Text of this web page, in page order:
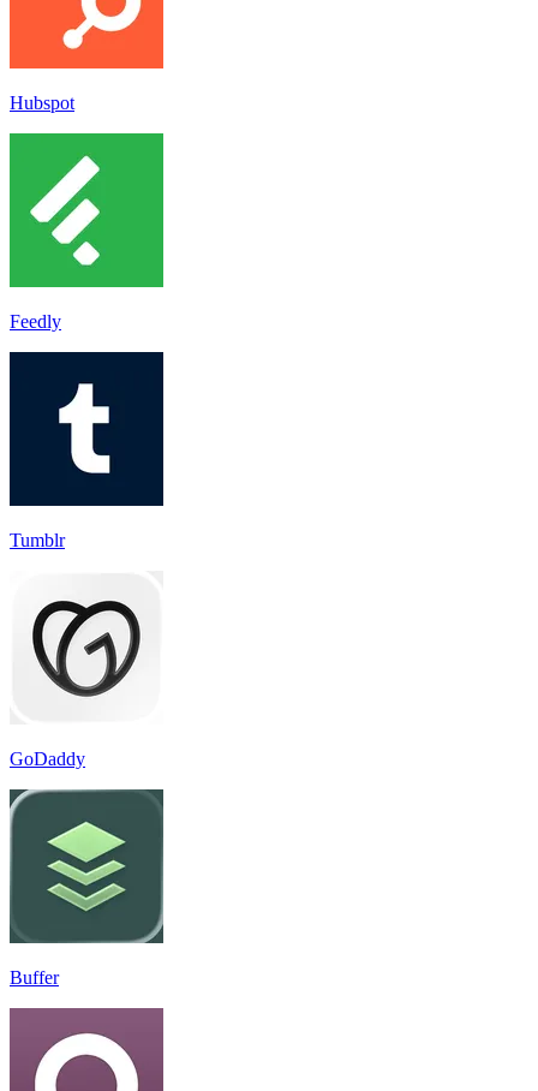
Hubspot
Feedly
Tumblr
GoDaddy
Buffer